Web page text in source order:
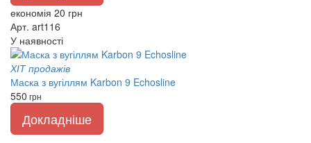
економія 20 грн
Арт. art116
У наявності
ХІТ продажів
Маска з вугіллям Karbon 9 Echosline
550 грн
Докладніше